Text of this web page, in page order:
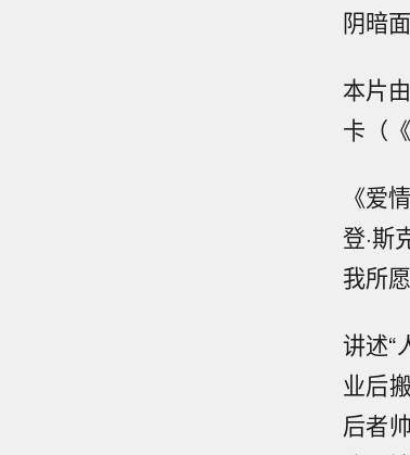
阴暗
本片
卡（
《爱
登·斯
我所
讲述“
业后
后者